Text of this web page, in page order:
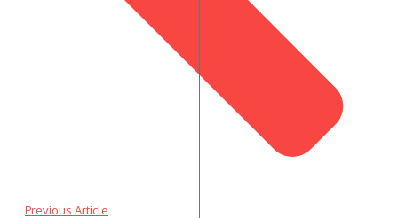
Previous Article